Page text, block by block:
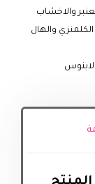
والاخشاب
والهال